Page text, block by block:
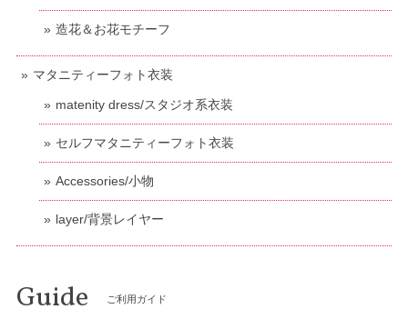
造花＆お花モチーフ
マタニティーフォト衣装
matenity dress/スタジオ系衣装
セルフマタニティーフォト衣装
Accessories/小物
layer/背景レイヤー
Guide ご利用ガイド